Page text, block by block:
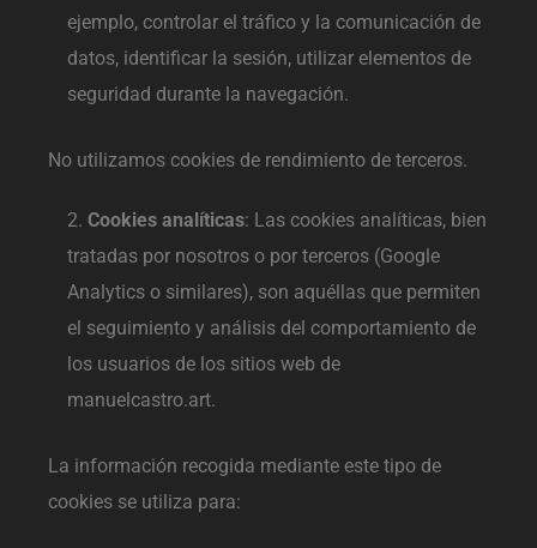
ejemplo, controlar el tráfico y la comunicación de
datos, identificar la sesión, utilizar elementos de
seguridad durante la navegación.
No utilizamos cookies de rendimiento de terceros.
Cookies analíticas: Las cookies analíticas, bien
tratadas por nosotros o por terceros (Google
Analytics o similares), son aquéllas que permiten
el seguimiento y análisis del comportamiento de
los usuarios de los sitios web de
manuelcastro.art.
La información recogida mediante este tipo de
cookies se utiliza para: